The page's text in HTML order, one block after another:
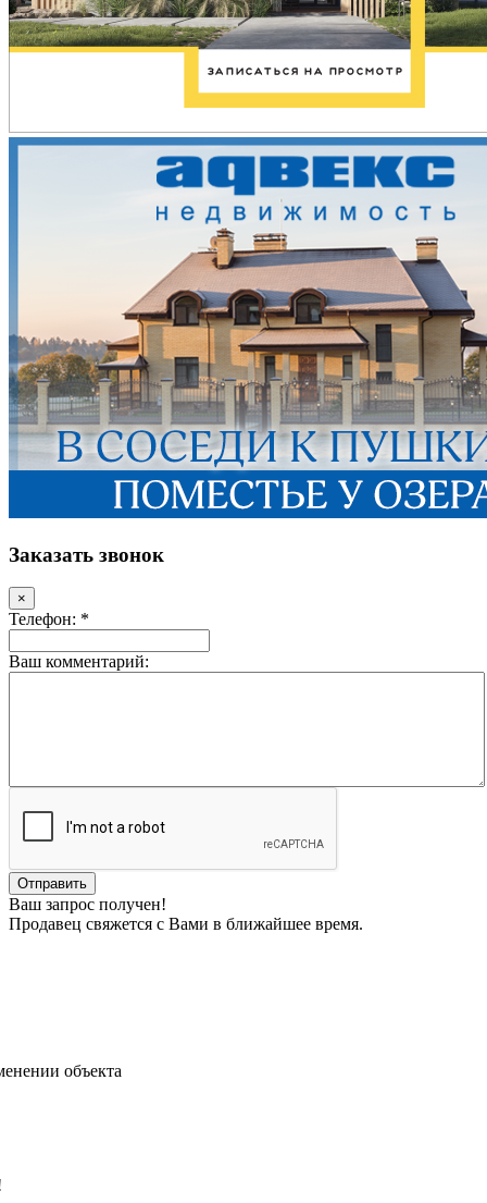
Заказать звонок
×
Телефон: *
Ваш комментарий:
Ваш запрос получен!
Продавец свяжется с Вами в ближайшее время.
объекта